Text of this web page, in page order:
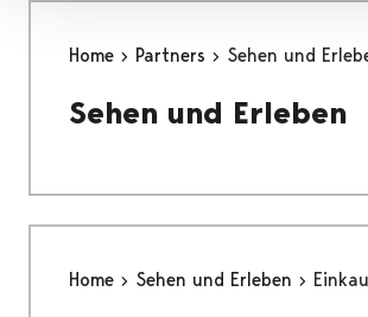
Home Partners Sehen und
Sehen und Erleben
Home Sehen und Erleben